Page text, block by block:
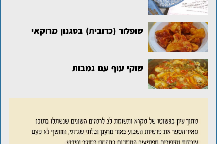
שופלור (כרובית) בסגנון מרוקאי
שוקי עוף עם גמבות